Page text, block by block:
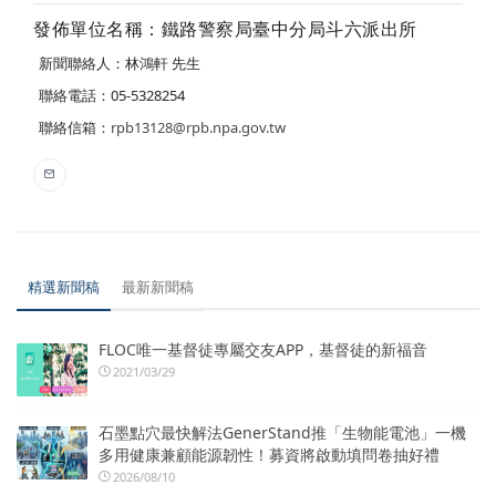
發佈單位名稱：鐵路警察局臺中分局斗六派出所
新聞聯絡人：林鴻軒 先生
聯絡電話：05-5328254
聯絡信箱： rpb13128@rpb.npa.gov.tw
精選新聞稿 最新新聞稿
FLOC唯一基督徒專屬交友APP，基督徒的新福音
2021/03/29
石墨點穴最快解法GenerStand推「生物能電池」一機
多用健康兼顧能源韌性！募資將啟動填問卷抽好禮
2026/08/10